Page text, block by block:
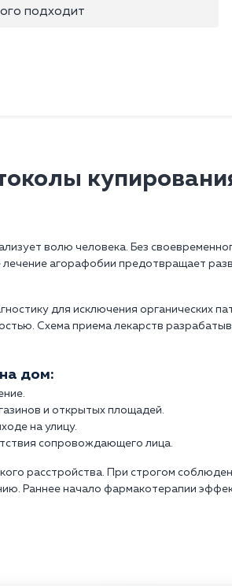
подходит
волю человека. Без
агорафобии предотвращает
для исключения органических
Схема приема лекарств
дом:
и открытых площадей.
на улицу.
сопровождающего лица.
расстройства. При строгом
Раннее начало фармакотерапии